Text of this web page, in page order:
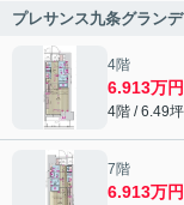
プレサンス九条グラン
4階
6.913万円
4階 / 6.49
7階
6.913万円